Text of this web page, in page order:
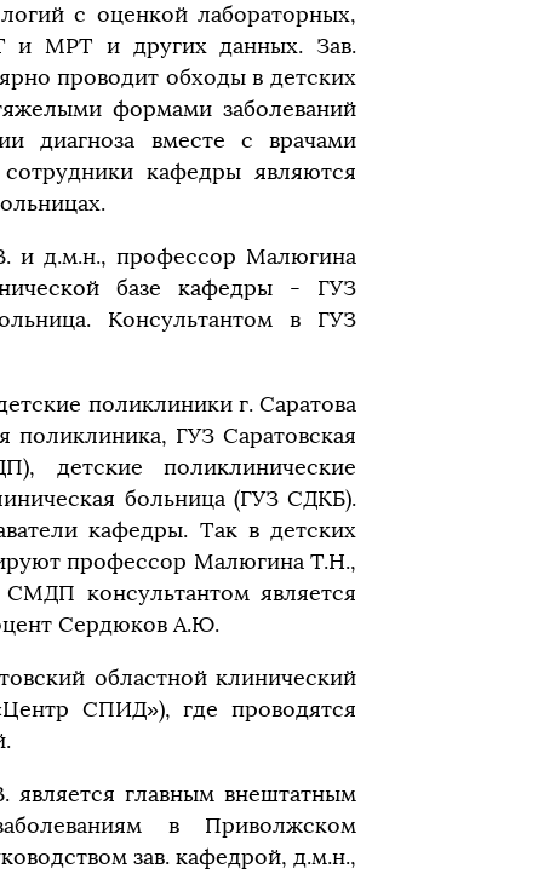
с оценкой лабораторных,
и МРТ и других данных. Зав.
проводит обходы в детских
формами заболеваний
диагноза вместе с врачами
кафедры являются
и д.м.н., профессор Малюгина
базе кафедры - ГУЗ
Консультантом в ГУЗ
поликлиники г. Саратова
поликлиника, ГУЗ Саратовская
детские поликлинические
больница (ГУЗ СДКБ).
кафедры. Так в детских
профессор Малюгина Т.Н.,
консультантом является
Сердюков А.Ю.
областной клинический
СПИД»), где проводятся
является главным внештатным
в Приволжском
зав. кафедрой, д.м.н.,